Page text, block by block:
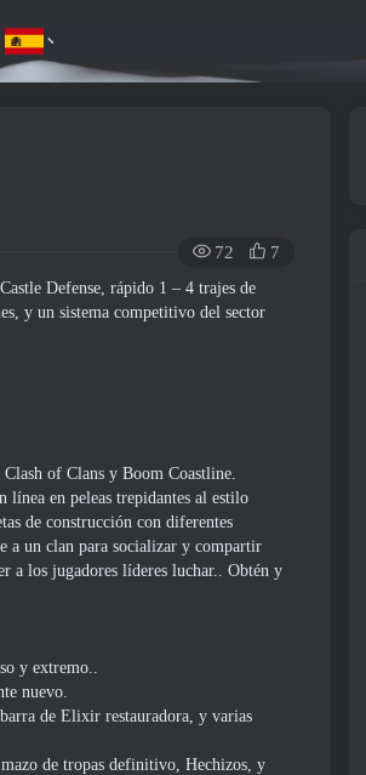
72 7
Defense, rápido 1 – 4 trajes de
y un sistema competitivo del sector
of Clans y Boom Coastline.
línea en peleas trepidantes al estilo
de construcción con diferentes
a un clan para socializar y compartir
a los jugadores líderes luchar.. Obtén y
y extremo..
nuevo.
de Elixir restauradora, y varias
de tropas definitivo, Hechizos, y